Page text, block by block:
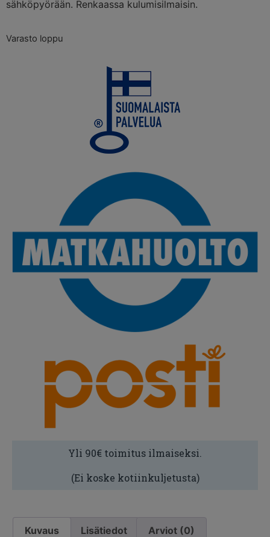
sähköpyörään. Renkaassa kulumisilmaisin.
Varasto loppu
Yli 90€ toimitus ilmaiseksi.
(Ei koske kotiinkuljetusta)
Kuvaus Lisätiedot Arviot (0)